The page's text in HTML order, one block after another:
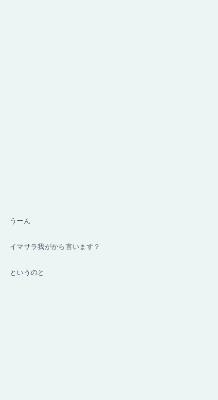
うーん
イマサラ我がから言います？
というのと